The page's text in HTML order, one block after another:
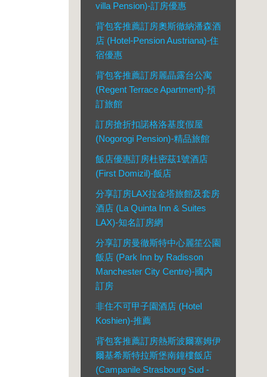
villa Pension)-訂房優惠
背包客推薦訂房奧斯徹納潘森酒
店 (Hotel-Pension Austriana)-住
宿優惠
背包客推薦訂房麗晶露台公寓
(Regent Terrace Apartment)-預
訂旅館
訂房搶折扣諾格洛基度假屋
(Nogorogi Pension)-精品旅館
飯店優惠訂房杜密茲1號酒店
(First Domizil)-飯店
分享訂房LAX拉金塔旅館及套房
酒店 (La Quinta Inn & Suites
LAX)-知名訂房網
分享訂房曼徹斯特中心麗笙公園
飯店 (Park Inn by Radisson
Manchester City Centre)-國內
訂房
非住不可甲子園酒店 (Hotel
Koshien)-推薦
背包客推薦訂房熱斯波爾塞姆伊
爾基希斯特拉斯堡南鐘樓飯店
(Campanile Strasbourg Sud -